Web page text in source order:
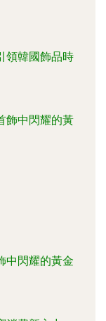
領韓國飾品時
中閃耀的黃金